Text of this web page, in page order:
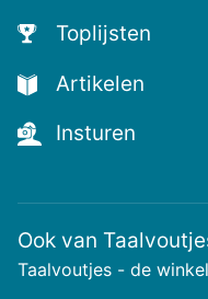
Toplijsten
Artikelen
Insturen
Ook van
Taalvoutjes - de winkel